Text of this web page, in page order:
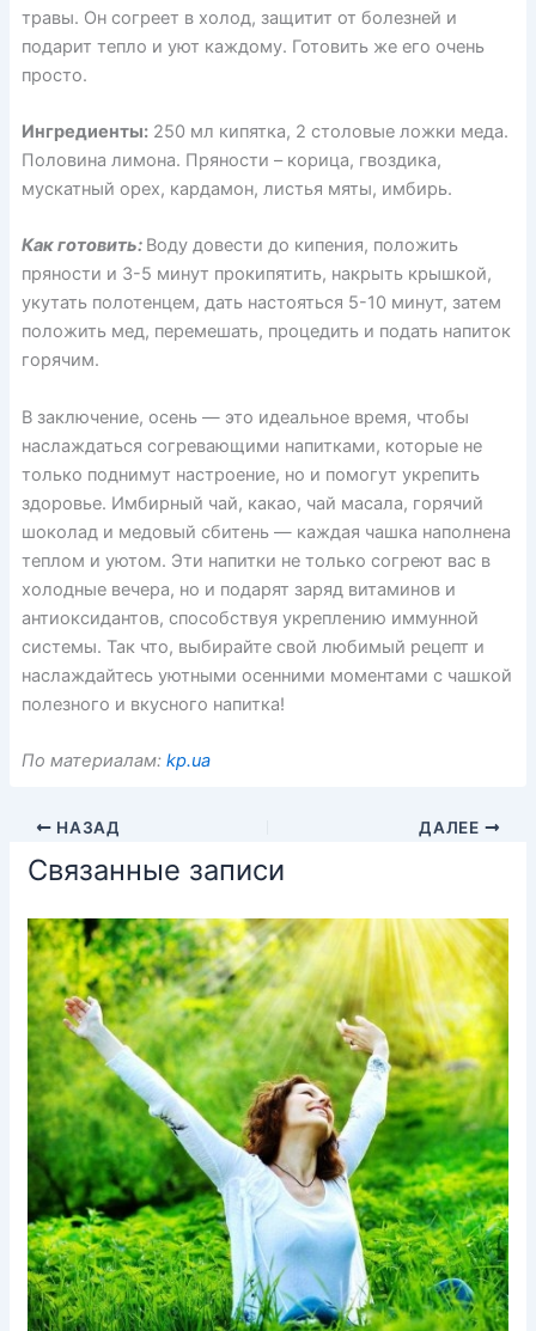
травы. Он согреет в холод, защитит от болезней и
подарит тепло и уют каждому. Готовить же его очень
просто.
Ингредиенты:250 мл кипятка, 2 столовые ложки меда.
Половина лимона. Пряности – корица, гвоздика,
мускатный орех, кардамон, листья мяты, имбирь.
Как готовить: Воду довести до кипения, положить
пряности и 3-5 минут прокипятить, накрыть крышкой,
укутать полотенцем, дать настояться 5-10 минут, затем
положить мед, перемешать, процедить и подать напиток
горячим.
В заключение, осень — это идеальное время, чтобы
наслаждаться согревающими напитками, которые не
только поднимут настроение, но и помогут укрепить
здоровье. Имбирный чай, какао, чай масала, горячий
шоколад и медовый сбитень — каждая чашка наполнена
теплом и уютом. Эти напитки не только согреют вас в
холодные вечера, но и подарят заряд витаминов и
антиоксидантов, способствуя укреплению иммунной
системы. Так что, выбирайте свой любимый рецепт и
наслаждайтесь уютными осенними моментами с чашкой
полезного и вкусного напитка!
По материалам: kp.ua
НАЗАД ДАЛЕЕ
Связанные записи